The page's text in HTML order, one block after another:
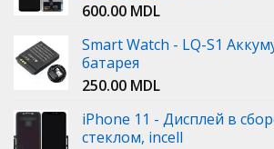
600.00 MDL
Smart Watch - LQ-S1
батарея
250.00 MDL
iPhone 11 - Дисплей в
стеклом, incell